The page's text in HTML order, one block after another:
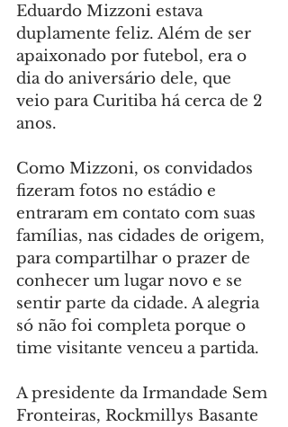
Eduardo Mizzoni estava
duplamente feliz. Além de ser
apaixonado por futebol, era o
dia do aniversário dele, que
veio para Curitiba há cerca de 2
anos.
Como Mizzoni, os convidados
fizeram fotos no estádio e
entraram em contato com suas
famílias, nas cidades de origem,
para compartilhar o prazer de
conhecer um lugar novo e se
sentir parte da cidade. A alegria
só não foi completa porque o
time visitante venceu a partida.
A presidente da Irmandade Sem
Fronteiras, Rockmillys Basante